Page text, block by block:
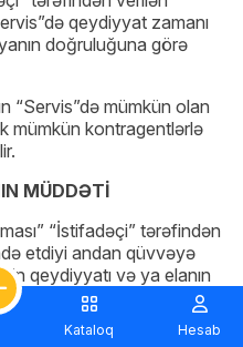
qeydiyyat zamanı
doğruluğuna görə
“Servis”də mümkün olan
mümkün kontragentlərlə
MÜDDƏTİ
“İstifadəçi” tərəfindən
etdiyi andan qüvvəyə
qeydiyyatı və ya elanın
müddətsiz
Kataloq Hesab